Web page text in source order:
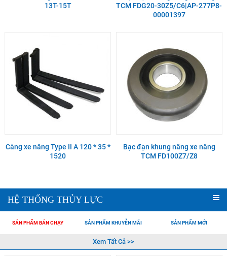
13T-15T
TCM FDG20-30Z5/C6|AP-277P8-
00001397
Càng xe nâng Type II A 120 * 35 *
1520
Bạc đạn khung nâng xe nâng
TCM FD100Z7/Z8
HỆ THỐNG THỦY LỰC
SẢN PHẨM BÁN CHẠY SẢN PHẨM KHUYỄN MÃI SẢN PHẨM MỚI
Xem Tất Cả >>